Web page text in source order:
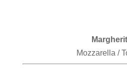
Mozzarella /